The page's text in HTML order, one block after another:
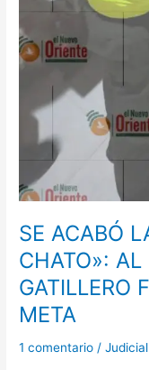
SE ACABÓ
CHATO»:
GATILLERO
META
1 comentario /Judicial